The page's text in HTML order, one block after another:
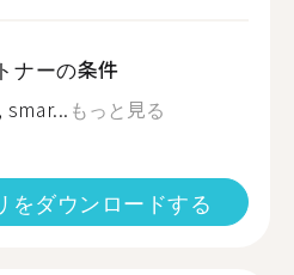
ナーの条件
もっと見る
をダウンロードする